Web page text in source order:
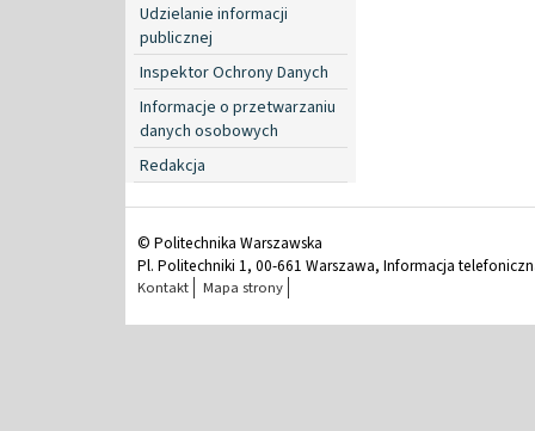
Udzielanie informacji
publicznej
Inspektor Ochrony Danych
Informacje o przetwarzaniu
danych osobowych
Redakcja
© Politechnika Warszawska
Pl. Politechniki 1, 00-661 Warszawa, Informacja
Kontakt Mapa strony